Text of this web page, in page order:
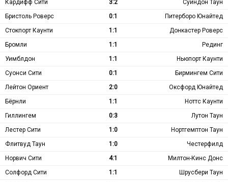
Кардифф Сити
3:2
Суиндон Таун
Бристоль Роверс
0:1
Питерборо Юнайтед
Стокпорт Каунти
1:1
Донкастер Роверс
Бромли
1:1
Рединг
Уимблдон
1:1
Ньюпорт Каунти
Суонси Сити
0:1
Бирмингем Сити
Лейтон Ориент
2:0
Оксфорд Юнайтед
Бёрнли
1:1
Ноттс Каунти
Гиллингем
0:3
Лутон Таун
Лестер Сити
1:0
Нортгемптон Таун
Флитвуд Таун
1:0
Честерфилд
Норвич Сити
4:1
Милтон-Кинс Донс
Солфорд Сити
1:1
Шрусбери Таун